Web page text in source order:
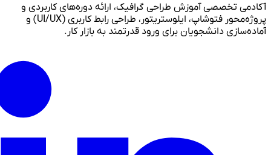
آکادمی تخصصی آموزش طراحی گرافیک، ارائه دوره‌های کاربردی و
پروژه‌محور فتوشاپ، ایلوستریتور، طراحی رابط کاربری (UI/UX) و
آماده‌سازی دانشجویان برای ورود قدرتمند به بازار کار.